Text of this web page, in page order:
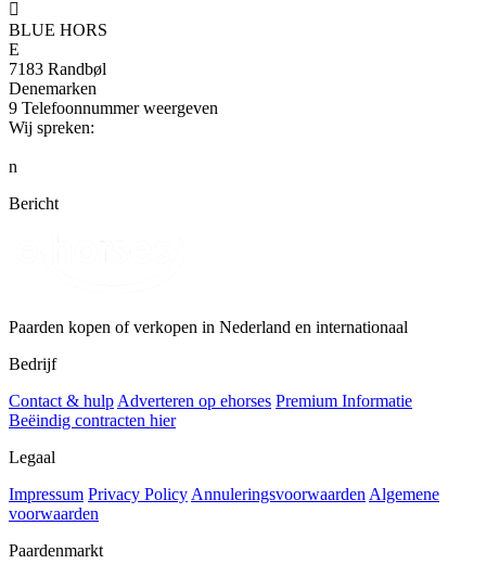

BLUE HORS
E
7183 Randbøl
Denemarken
9 Telefoonnummer weergeven
Wij spreken:
n
Bericht
Paarden kopen of verkopen in Nederland en internationaal
Bedrijf
Contact & hulp Adverteren op ehorses Premium Informatie
Beëindig contracten hier
Legaal
Impressum Privacy Policy Annuleringsvoorwaarden Algemene
voorwaarden
Paardenmarkt